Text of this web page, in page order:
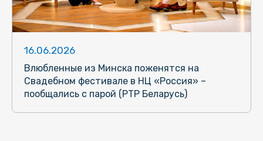
16.06.2026
Влюбленные из Минска поженятся на
Свадебном фестивале в НЦ «Россия» –
пообщались с парой (РТР Беларусь)